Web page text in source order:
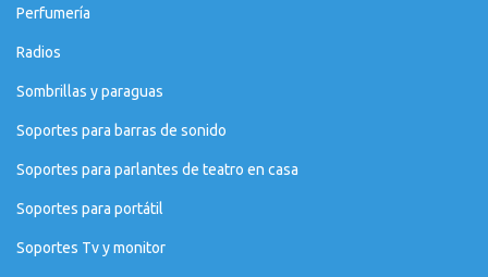
Perfumería
Radios
Sombrillas y paraguas
Soportes para barras de sonido
Soportes para parlantes de teatro en casa
Soportes para portátil
Soportes Tv y monitor